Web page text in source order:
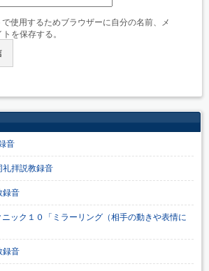
使用するためブラウザーに自分の名前、メ
を保存する。
音
拝説教録音
音
ック１０「ミラーリング（相手の動きや表情に
音